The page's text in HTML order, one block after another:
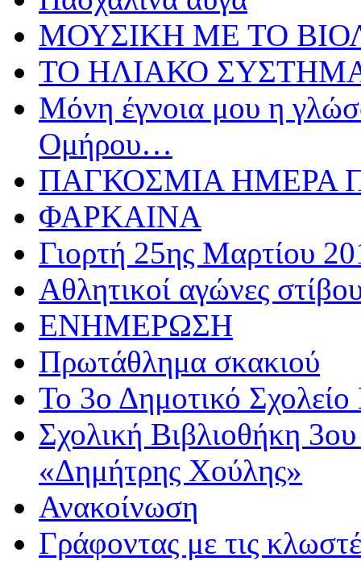
ΜΟΥΣΙΚΗ ΜΕ ΤΟ
ΤΟ ΗΛΙΑΚΟ
Μόνη έγνοια μου η
Ομήρου…
ΠΑΓΚΟΣΜΙΑ ΗΜΕΡΑ
ΦΑΡΚΑΙΝΑ
Γιορτή 25ης Μαρτίου
Αθλητικoί αγώνες
ΕΝΗΜΕΡΩΣΗ
Πρωτάθλημα σκακιού
Το 3ο Δημοτικό Σχολείο
Σχολική Βιβλιοθήκη
«Δημήτρης Χούλης»
Ανακοίνωση
Γράφοντας με τις